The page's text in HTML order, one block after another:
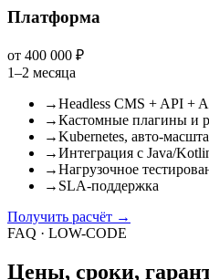
Платформа
от 400 000 ₽
1–2 месяца
→Headless CMS + API +
→Кастомные плагины и
→Kubernetes, авто-
→Интеграция с Java/
→Нагрузочное
→ SLA-поддержка
Получить расчёт →
FAQ · LOW-CODE
Цены, сроки,